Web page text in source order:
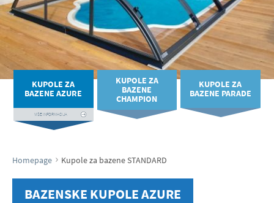
KUPOLE ZA
BAZENE AZURE
VIŠE INFORMACIJA
KUPOLE ZA
BAZENE
CHAMPION
VIŠE INFORMACIJA
KUPOLE ZA
BAZENE PARADE
VIŠE INFORMACIJA
Homepage › Kupole za bazene STANDARD
BAZENSKE KUPOLEAZURE